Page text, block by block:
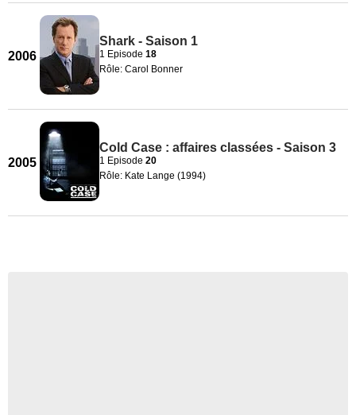
2006
Shark - Saison 1
1 Episode 18
Rôle: Carol Bonner
2005
Cold Case : affaires classées - Saison 3
1 Episode 20
Rôle: Kate Lange (1994)